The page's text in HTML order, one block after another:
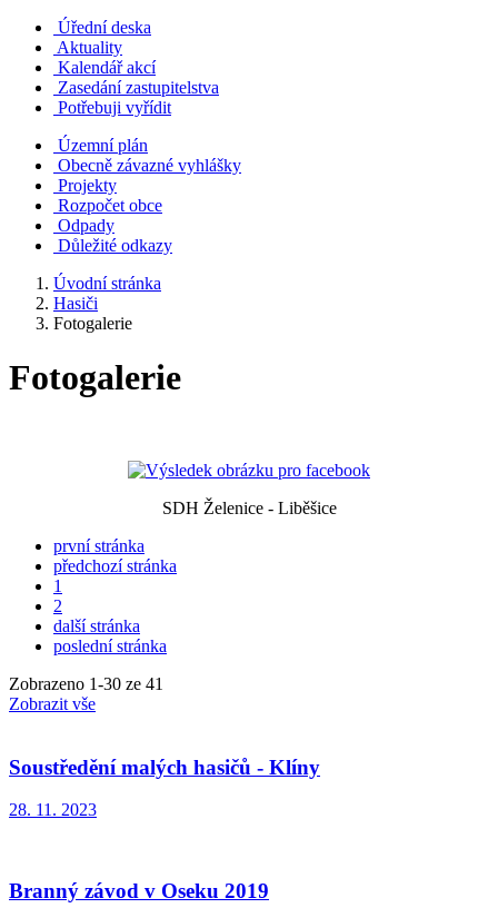
Úřední deska
Aktuality
Kalendář akcí
Zasedání zastupitelstva
Potřebuji vyřídit
Územní plán
Obecně závazné vyhlášky
Projekty
Rozpočet obce
Odpady
Důležité odkazy
Úvodní stránka
Hasiči
Fotogalerie
Fotogalerie
SDH Želenice - Liběšice
první stránka
předchozí stránka
1
2
další stránka
poslední stránka
Zobrazeno 1-30 ze 41
Zobrazit vše
Soustředění malých hasičů - Klíny
28. 11. 2023
Branný závod v Oseku 2019